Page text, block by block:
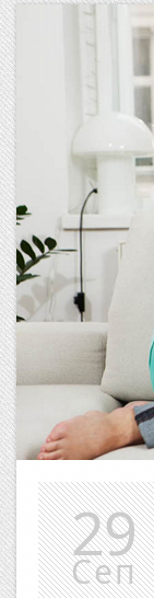
29
Сеп